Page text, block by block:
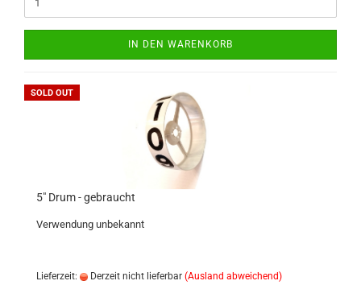
IN DEN WARENKORB
SOLD OUT
5" Drum - gebraucht
Verwendung unbekannt
Lieferzeit: Derzeit nicht lieferbar (Ausland abweichend)